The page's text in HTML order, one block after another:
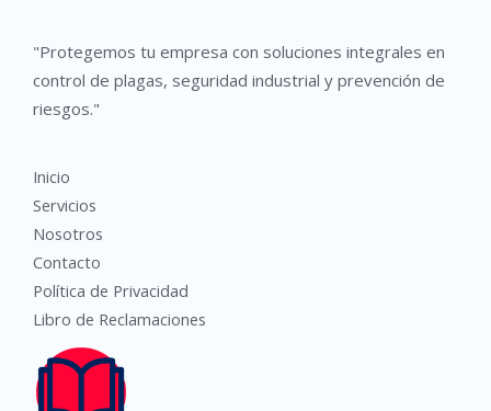
"Protegemos tu empresa con soluciones integrales en
control de plagas, seguridad industrial y prevención de
riesgos."
Inicio
Servicios
Nosotros
Contacto
Política de Privacidad
Libro de Reclamaciones